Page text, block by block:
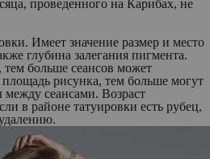
проведенного на Карибах, не
. Имеет значение размер и место
глубина залегания пигмента.
больше сеансов может
рисунка, тем больше могут
сеансами. Возраст
в районе татуировки есть рубец,